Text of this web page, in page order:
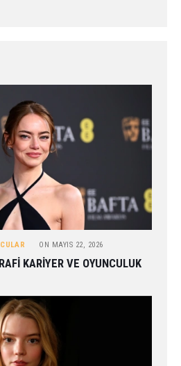
ON MAYIS 22, 2026
KARIYER VE OYUNCULUK